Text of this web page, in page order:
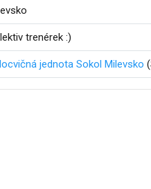
trenérek :)
jednota Sokol Milevsko